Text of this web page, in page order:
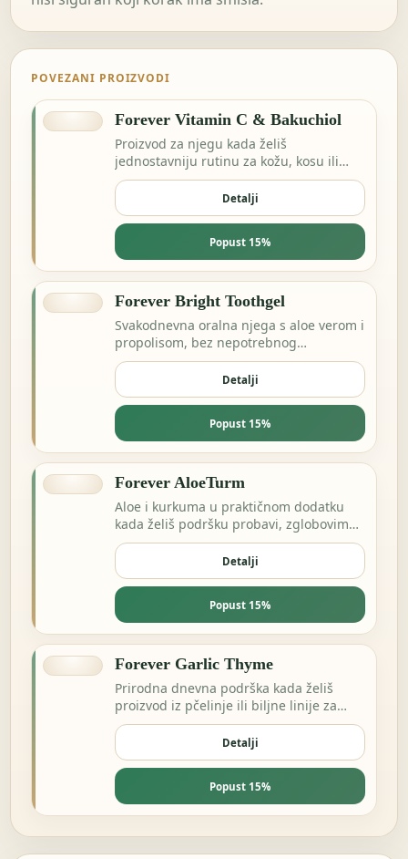
POVEZANI PROIZVODI
Forever Vitamin C & Bakuchiol
Proizvod za njegu kada želiš
jednostavniju rutinu za kožu, kosu ili
svakodnevnu svježinu.
Detalji
Popust 15%
Forever Bright Toothgel
Svakodnevna oralna njega s aloe verom i
propolisom, bez nepotrebnog
kompliciranja.
Detalji
Popust 15%
Forever AloeTurm
Aloe i kurkuma u praktičnom dodatku
kada želiš podršku probavi, zglobovima
ili dnevnoj ravnoteži.
Detalji
Popust 15%
Forever Garlic Thyme
Prirodna dnevna podrška kada želiš
proizvod iz pčelinje ili biljne linije za
energiju i otpornost.
Detalji
Popust 15%